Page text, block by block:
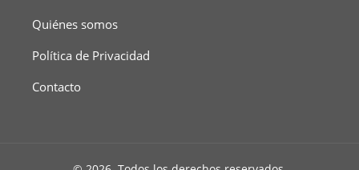
Quiénes somos
Política de Privacidad
Contacto